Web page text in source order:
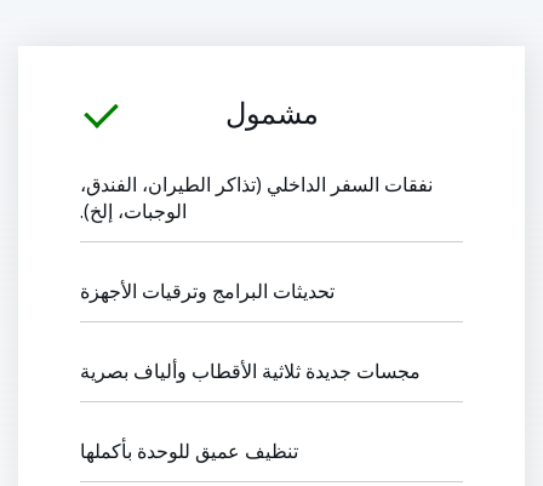
مشمول
نفقات السفر الداخلي (تذاكر الطيران، الفندق،
الوجبات، إلخ).
تحديثات البرامج وترقيات الأجهزة
مجسات جديدة ثلاثية الأقطاب وألياف بصرية
تنظيف عميق للوحدة بأكملها